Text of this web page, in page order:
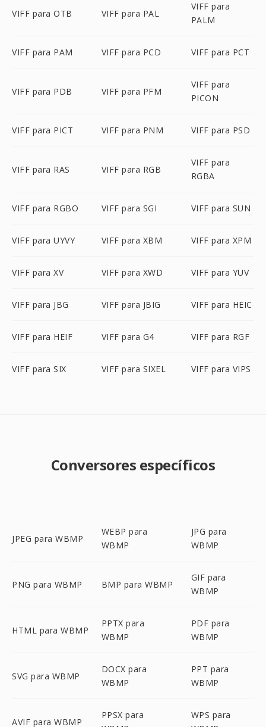
VIFF para OTB VIFF para PAL
VIFF para
PALM
VIFF para PAM VIFF para PCD VIFF para PCT
VIFF para PDB VIFF para PFM
VIFF para
PICON
VIFF para PICT VIFF para PNM VIFF para PSD
VIFF para RAS VIFF para RGB
VIFF para
RGBA
VIFF para RGBO VIFF para SGI VIFF para SUN
VIFF para UYVY VIFF para XBM VIFF para XPM
VIFF para XV VIFF para XWD VIFF para YUV
VIFF para JBG VIFF para JBIG VIFF para HEIC
VIFF para HEIF VIFF para G4 VIFF para RGF
VIFF para SIX VIFF para SIXEL VIFF para VIPS
Conversores específicos
JPEG para WBMP
WEBP para
WBMP
JPG para
WBMP
PNG para WBMP BMP para WBMP
GIF para
WBMP
HTML para WBMP
PPTX para
WBMP
PDF para
WBMP
SVG para WBMP
DOCX para
WBMP
PPT para
WBMP
AVIF para WBMP
PPSX para
WPS para